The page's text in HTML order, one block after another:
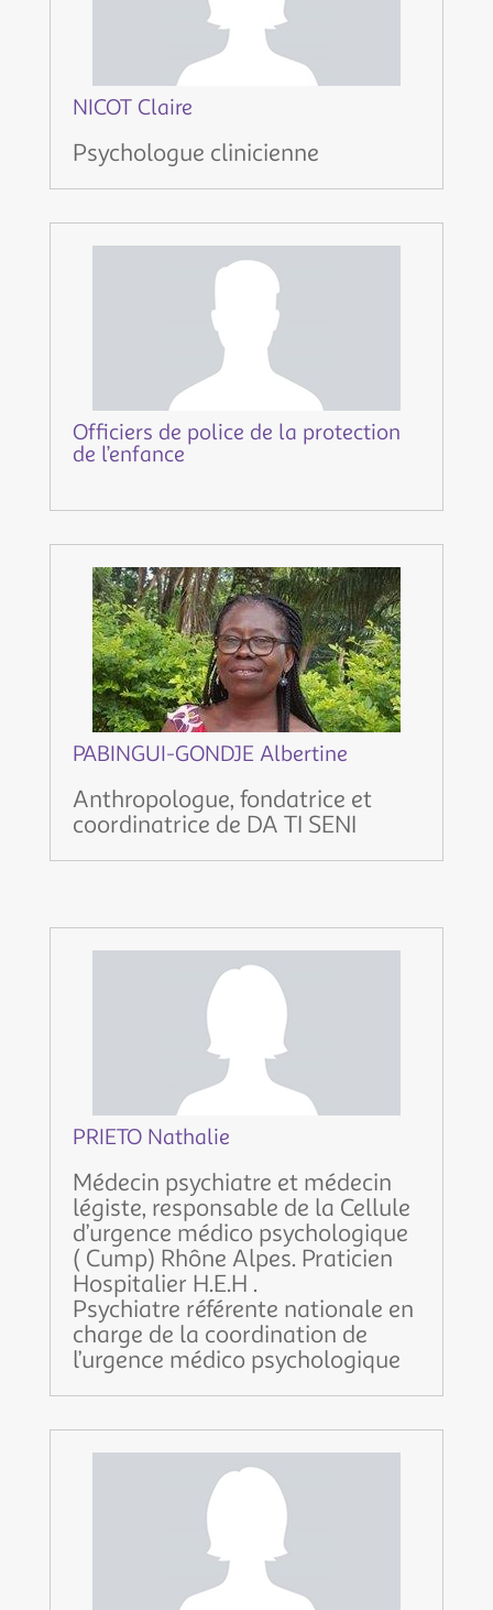
NICOT Claire
Psychologue clinicienne
Officiers de police de la protection
de l’enfance
PABINGUI-GONDJE Albertine
Anthropologue, fondatrice et
coordinatrice de DA TI SENI
PRIETO Nathalie
Médecin psychiatre et médecin
légiste, responsable de la Cellule
d’urgence médico psychologique
( Cump) Rhône Alpes. Praticien
Hospitalier H.E.H .
Psychiatre référente nationale en
charge de la coordination de
l’urgence médico psychologique